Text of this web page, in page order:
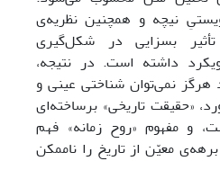
نیچه و همچنین نظریه‌ی
بسزایی در شکل‌گیری
داشته است. در نتیجه،
هرگز نمی‌توان شناختی عینی و
«حقیقت تاریخی» برساخته‌ای
و مفهوم «روح زمانه» فهم
معیّن از تاریخ را ناممکن